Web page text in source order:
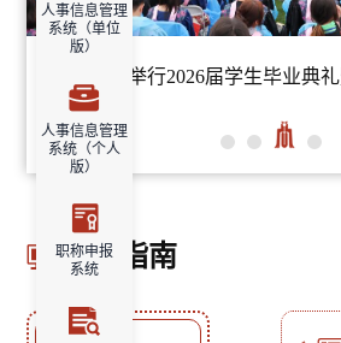
2026届学生毕业典礼暨学位授予仪式
服务指南
人事信息管理
系统（单位
版）
人事信息管理
系统（个人
版）
职称申报
系统